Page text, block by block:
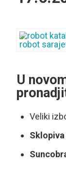
U
Veliki
Sklopiva